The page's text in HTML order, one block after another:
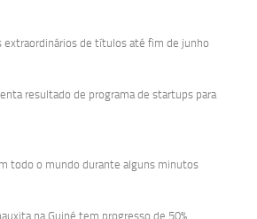
extraordinários de títulos até fim de junho
resultado de programa de startups para
todo o mundo durante alguns minutos
na Guiné tem progresso de 50%